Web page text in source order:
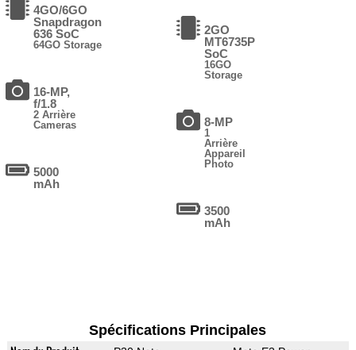
4GO/6GO
Snapdragon
636 SoC
64GO Storage
16-MP,
f/1.8
2 Arrière
Cameras
5000
mAh
2GO
MT6735P
SoC
16GO
Storage
8-MP
1
Arrière
Appareil
Photo
3500
mAh
Spécifications Principales